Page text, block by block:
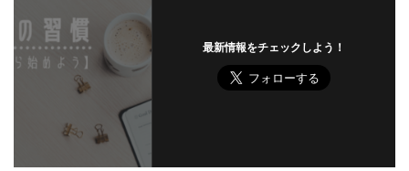
最新情報をチェックしよう！